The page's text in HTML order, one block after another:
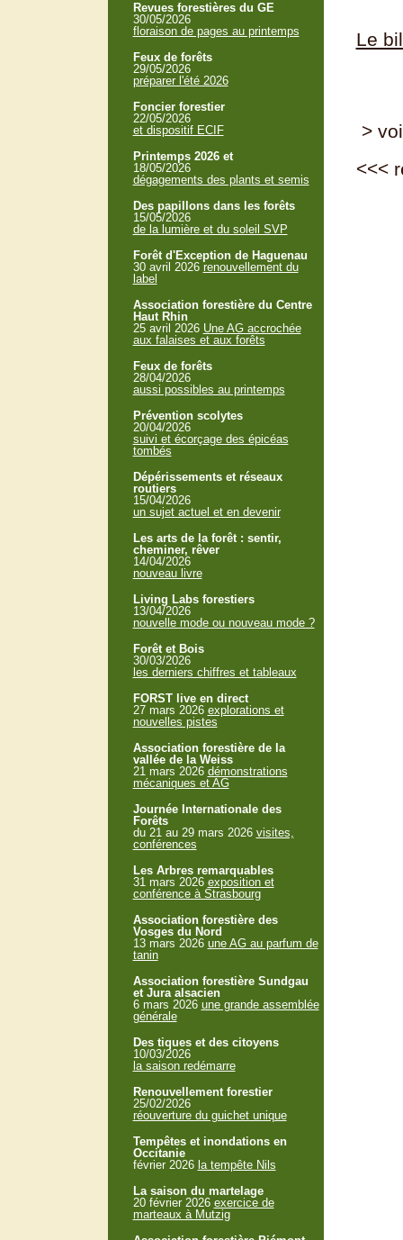
Le
>
<<<
Revues forestières du GE
30/05/2026
floraison de pages au printemps
Feux de forêts
29/05/2026
préparer l'été 2026
Foncier forestier
22/05/2026
et dispositif ECIF
Printemps 2026 et
18/05/2026
dégagements des plants et semis
Des papillons dans les forêts
15/05/2026
de la lumière et du soleil SVP
Forêt d'Exception de Haguenau
30 avril 2026 renouvellement du
label
Association forestière du Centre
Haut Rhin
25 avril 2026 Une AG accrochée
aux falaises et aux forêts
Feux de forêts
28/04/2026
aussi possibles au printemps
Prévention scolytes
20/04/2026
suivi et écorçage des épicéas
tombés
Dépérissements et réseaux
routiers
15/04/2026
un sujet actuel et en devenir
Les arts de la forêt : sentir,
cheminer, rêver
14/04/2026
nouveau livre
Living Labs forestiers
13/04/2026
nouvelle mode ou nouveau mode ?
Forêt et Bois
30/03/2026
les derniers chiffres et tableaux
FORST live en direct
27 mars 2026 explorations et
nouvelles pistes
Association forestière de la
vallée de la Weiss
21 mars 2026 démonstrations
mécaniques et AG
Journée Internationale des
Forêts
du 21 au 29 mars 2026 visites,
conférences
Les Arbres remarquables
31 mars 2026 exposition et
conférence à Strasbourg
Association forestière des
Vosges du Nord
13 mars 2026 une AG au parfum de
tanin
Association forestière Sundgau
et Jura alsacien
6 mars 2026 une grande assemblée
générale
Des tiques et des citoyens
10/03/2026
la saison redémarre
Renouvellement forestier
25/02/2026
réouverture du guichet unique
Tempêtes et inondations en
Occitanie
février 2026 la tempête Nils
La saison du martelage
20 février 2026 exercice de
marteaux à Mutzig